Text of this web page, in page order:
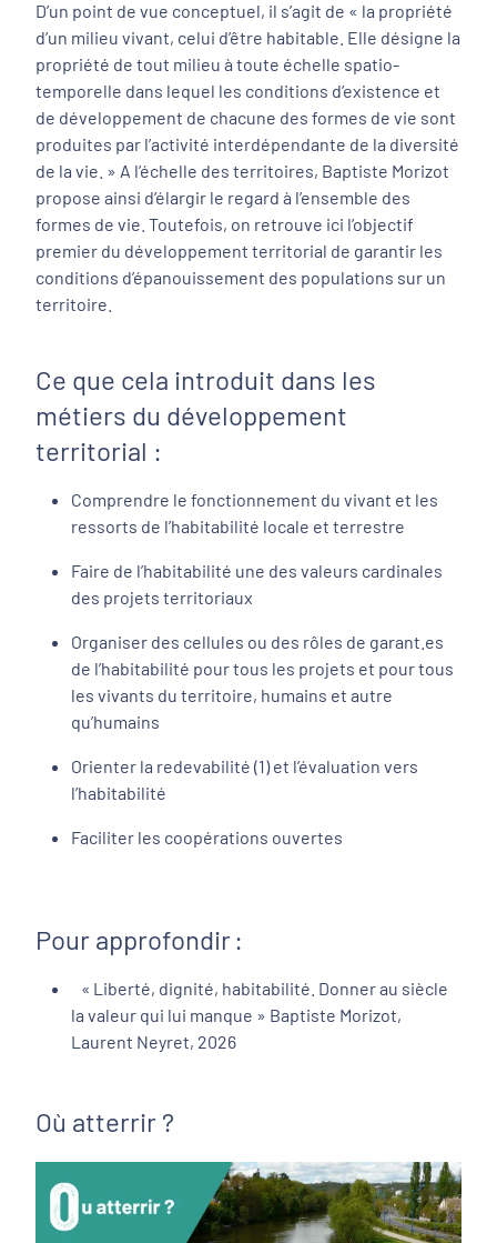
D’un point de vue conceptuel, il s’agit de « la propriété
d’un milieu vivant, celui d’être habitable. Elle désigne la
propriété de tout milieu à toute échelle spatio-
temporelle dans lequel les conditions d’existence et
de développement de chacune des formes de vie sont
produites par l’activité interdépendante de la diversité
de la vie. » A l’échelle des territoires, Baptiste Morizot
propose ainsi d’élargir le regard à l’ensemble des
formes de vie. Toutefois, on retrouve ici l’objectif
premier du développement territorial de garantir les
conditions d’épanouissement des populations sur un
territoire.
Ce que cela introduit dans les
métiers du développement
territorial :
Comprendre le fonctionnement du vivant et les
ressorts de l’habitabilité locale et terrestre
Faire de l’habitabilité une des valeurs cardinales
des projets territoriaux
Organiser des cellules ou des rôles de garant.es
de l’habitabilité pour tous les projets et pour tous
les vivants du territoire, humains et autre
qu’humains
Orienter la redevabilité (1) et l’évaluation vers
l’habitabilité
Faciliter les coopérations ouvertes
Pour approfondir :
« Liberté, dignité, habitabilité. Donner au siècle
la valeur qui lui manque » Baptiste Morizot,
Laurent Neyret, 2026
Où atterrir ?